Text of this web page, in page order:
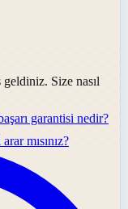
Size nasıl
garantisi nedir?
mısınız?